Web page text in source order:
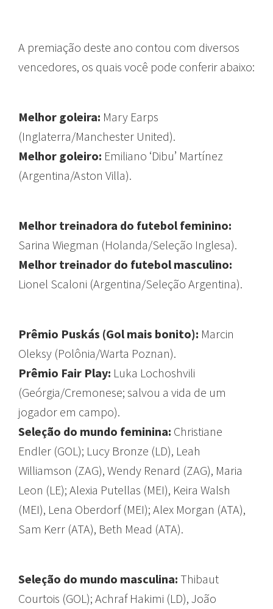
A premiação deste ano contou com diversos
vencedores, os quais você pode conferir abaixo:
Melhor goleira: Mary Earps
(Inglaterra/Manchester United).
Melhor goleiro: Emiliano ‘Dibu’ Martínez
(Argentina/Aston Villa).
Melhor treinadora do futebol feminino:
Sarina Wiegman (Holanda/Seleção Inglesa).
Melhor treinador do futebol masculino:
Lionel Scaloni (Argentina/Seleção Argentina).
Prêmio Puskás (Gol mais bonito): Marcin
Oleksy (Polônia/Warta Poznan).
Prêmio Fair Play: Luka Lochoshvili
(Geórgia/Cremonese; salvou a vida de um
jogador em campo).
Seleção do mundo feminina: Christiane
Endler (GOL); Lucy Bronze (LD), Leah
Williamson (ZAG), Wendy Renard (ZAG), Maria
Leon (LE); Alexia Putellas (MEI), Keira Walsh
(MEI), Lena Oberdorf (MEI); Alex Morgan (ATA),
Sam Kerr (ATA), Beth Mead (ATA).
Seleção do mundo masculina: Thibaut
Courtois (GOL); Achraf Hakimi (LD), João